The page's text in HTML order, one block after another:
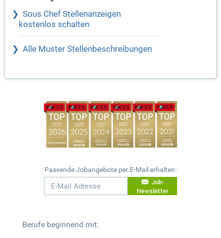
Sous Chef Stellenanzeigen
kostenlos schalten
Alle Muster Stellenbeschreibungen
Passende Jobangebote per E-Mail erhalten:
Job-
Newsletter
Berufe beginnend mit: